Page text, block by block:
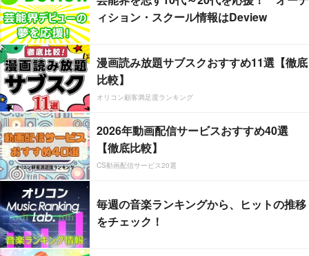
ィション・スクール情報はDeview
漫画読み放題サブスクおすすめ11選【徹底
比較】
オリコン顧客満足度ランキング
2026年動画配信サービスおすすめ40選
【徹底比較】
CS動画配信サービス20選
毎週の音楽ランキングから、ヒットの推移
をチェック！